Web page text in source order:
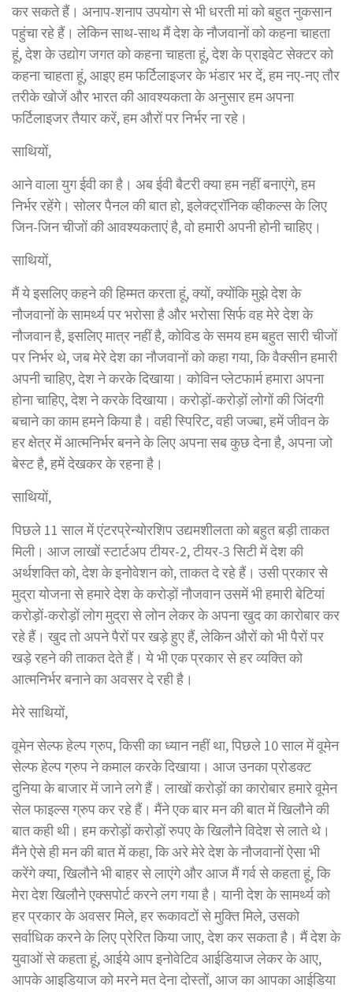
कर सकते हैं। अनाप-शनाप उपयोग से भी धरती मां को बहुत नुकसान
पहुंचा रहे हैं। लेकिन साथ-साथ मैं देश के नौजवानों को कहना चाहता
हूं, देश के उद्योग जगत को कहना चाहता हूं, देश के प्राइवेट सेक्टर को
कहना चाहता हूं, आइए हम फर्टिलाइजर के भंडार भर दें, हम नए-नए तौर
तरीके खोजें और भारत की आवश्यकता के अनुसार हम अपना
फर्टिलाइजर तैयार करें, हम औरों पर निर्भर ना रहे।
साथियों,
आने वाला युग ईवी का है। अब ईवी बैटरी क्या हम नहीं बनाएंगे, हम
निर्भर रहेंगे। सोलर पैनल की बात हो, इलेक्ट्रॉनिक व्हीकल्स के लिए
जिन-जिन चीजों की आवश्यकताएं है, वो हमारी अपनी होनी चाहिए।
साथियों,
मैं ये इसलिए कहने की हिम्मत करता हूं, क्यों, क्योंकि मुझे देश के
नौजवानों के सामर्थ्य पर भरोसा है और भरोसा सिर्फ वह मेरे देश के
नौजवान है, इसलिए मात्र नहीं है, कोविड के समय हम बहुत सारी चीजों
पर निर्भर थे, जब मेरे देश का नौजवानों को कहा गया, कि वैक्सीन हमारी
अपनी चाहिए, देश ने करके दिखाया। कोविन प्लेटफार्म हमारा अपना
होना चाहिए, देश ने करके दिखाया। करोड़ों-करोड़ों लोगों की जिंदगी
बचाने का काम हमने किया है। वही स्पिरिट, वही जज्बा, हमें जीवन के
हर क्षेत्र में आत्मनिर्भर बनने के लिए अपना सब कुछ देना है, अपना जो
बेस्ट है, हमें देखकर के रहना है।
साथियों,
पिछले 11 साल में एंटरप्रेन्योरशिप उद्यमशीलता को बहुत बड़ी ताकत
मिली। आज लाखों स्टार्टअप टीयर-2, टीयर-3 सिटी में देश की
अर्थशक्ति को, देश के इनोवेशन को, ताकत दे रहे हैं। उसी प्रकार से
मुद्रा योजना से हमारे देश के करोड़ों नौजवान उसमें भी हमारी बेटियां
करोड़ों-करोड़ों लोग मुद्रा से लोन लेकर के अपना खुद का कारोबार कर
रहे हैं। खुद तो अपने पैरों पर खड़े हुए हैं, लेकिन औरों को भी पैरों पर
खड़े रहने की ताकत देते हैं। ये भी एक प्रकार से हर व्यक्ति को
आत्मनिर्भर बनाने का अवसर दे रही है।
मेरे साथियों,
वूमेन सेल्फ हेल्प ग्रुप, किसी का ध्यान नहीं था, पिछले 10 साल में वूमेन
सेल्फ हेल्प ग्रुप ने कमाल करके दिखाया। आज उनका प्रोडक्ट
दुनिया के बाजार में जाने लगे हैं। लाखों करोड़ों का कारोबार हमारे वूमेन
सेल फाइल्स ग्रुप कर रहे हैं। मैंने एक बार मन की बात में खिलौने की
बात कही थी। हम करोड़ों करोड़ों रुपए के खिलौने विदेश से लाते थे।
मैंने ऐसे ही मन की बात में कहा, कि अरे मेरे देश के नौजवानों ऐसा भी
करेंगे क्या, खिलौने भी बाहर से लाएंगे और आज मैं गर्व से कहता हूं, कि
मेरा देश खिलौने एक्सपोर्ट करने लग गया है। यानी देश के सामर्थ्य को
हर प्रकार के अवसर मिले, हर रूकावटों से मुक्ति मिले, उसको
सर्वाधिक करने के लिए प्रेरित किया जाए, देश कर सकता है। मैं देश के
युवाओं से कहता हूं, आईये आप इनोवेटिव आईडियाज लेकर के आए,
आपके आइडियाज को मरने मत देना दोस्तों, आज का आपका आईडिया